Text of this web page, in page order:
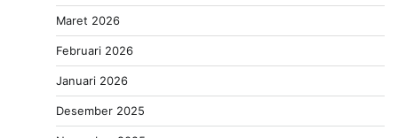
Maret 2026
Februari 2026
Januari 2026
Desember 2025